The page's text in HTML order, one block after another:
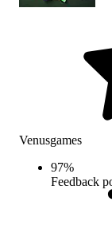
Venusgames
97%
Feedback